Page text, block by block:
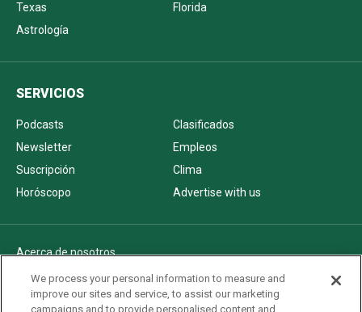
Texas
Florida
Astrología
SERVICIOS
Podcasts
Clasificados
Newsletter
Empleos
Suscripción
Clima
Horóscopo
Advertise with us
Acerca de nosotros
Politica de privacidad
Pautas Editoriales
We process your personal information to measure and
improve our sites and service, to assist our marketing
campaigns and to provide personalised content and